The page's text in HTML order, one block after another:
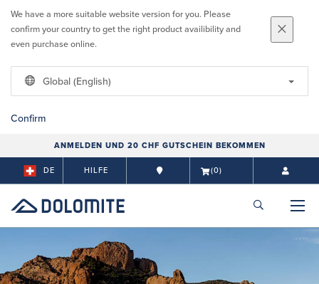
We have a more suitable website version for you. Please
confirm your country to get the right product availibility and
even purchase online.
Global (English)
Confirm
ANMELDEN UND 20 CHF GUTSCHEIN BEKOMMEN
DE HILFE (0)